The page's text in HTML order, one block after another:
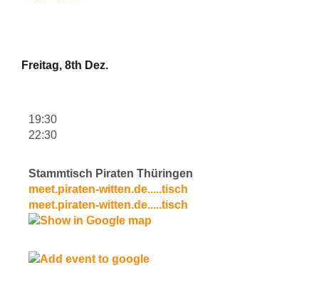
Freitag, 8th Dez.
19:30
22:30
Stammtisch Piraten Thüringen
meet.piraten-witten.de.....tisch
meet.piraten-witten.de.....tisch